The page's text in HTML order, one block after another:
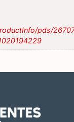
pds/